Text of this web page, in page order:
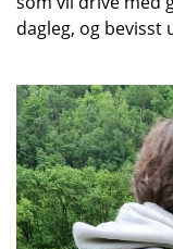
dagleg, og bevisst